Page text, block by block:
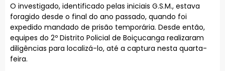
O investigado, identificado pelas iniciais G.S.M., estava
foragido desde o final do ano passado, quando foi
expedido mandado de prisão temporária. Desde então,
equipes do 2º Distrito Policial de Boiçucanga realizaram
diligências para localizá-lo, até a captura nesta quarta-
feira.